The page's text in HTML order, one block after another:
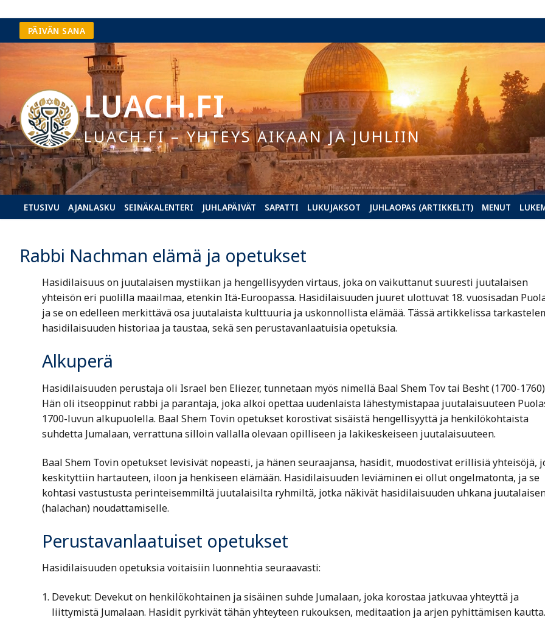
Hyppää
sisältöön
PÄIVÄN SANA
LUACH.FI
LUACH.FI – YHTEYS AIKAAN JA JUHLIIN
ETUSIVU AJANLASKU SEINÄKALENTERI JUHLAPÄIVÄT SAPATTI LUKUJAKSOT JUHLAOPAS (ARTIKKELIT) MENUT
Rabbi Nachman elämä ja opetukset
Hasidilaisuus on juutalaisen mystiikan ja hengellisyyden virtaus, joka on vaikuttanut suuresti juutalaisen
yhteisön eri puolilla maailmaa, etenkin Itä-Euroopassa. Hasidilaisuuden juuret ulottuvat 18. vuosisadan
ja se on edelleen merkittävä osa juutalaista kulttuuria ja uskonnollista elämää. Tässä artikkelissa
hasidilaisuuden historiaa ja taustaa, sekä sen perustavanlaatuisia opetuksia.
Alkuperä
Hasidilaisuuden perustaja oli Israel ben Eliezer, tunnetaan myös nimellä Baal Shem Tov tai Besht (1700-
Hän oli itseoppinut rabbi ja parantaja, joka alkoi opettaa uudenlaista lähestymistapaa juutalaisuuteen
1700-luvun alkupuolella. Baal Shem Tovin opetukset korostivat sisäistä hengellisyyttä ja henkilökohtaista
suhdetta Jumalaan, verrattuna silloin vallalla olevaan opilliseen ja lakikeskeiseen juutalaisuuteen.
Baal Shem Tovin opetukset levisivät nopeasti, ja hänen seuraajansa, hasidit, muodostivat erillisiä yhteisöjä,
keskityttiin hartauteen, iloon ja henkiseen elämään. Hasidilaisuuden leviäminen ei ollut ongelmatonta, ja se
kohtasi vastustusta perinteisemmiltä juutalaisilta ryhmiltä, jotka näkivät hasidilaisuuden uhkana
(halachan) noudattamiselle.
Perustavanlaatuiset opetukset
Hasidilaisuuden opetuksia voitaisiin luonnehtia seuraavasti:
Devekut: Devekut on henkilökohtainen ja sisäinen suhde Jumalaan, joka korostaa jatkuvaa yhteyttä ja
liittymistä Jumalaan. Hasidit pyrkivät tähän yhteyteen rukouksen, meditaation ja arjen pyhittämisen kautta.